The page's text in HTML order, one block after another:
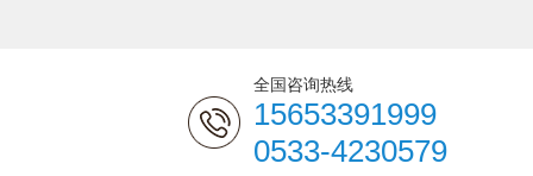
全国咨询热线
15653391999
0533-4230579